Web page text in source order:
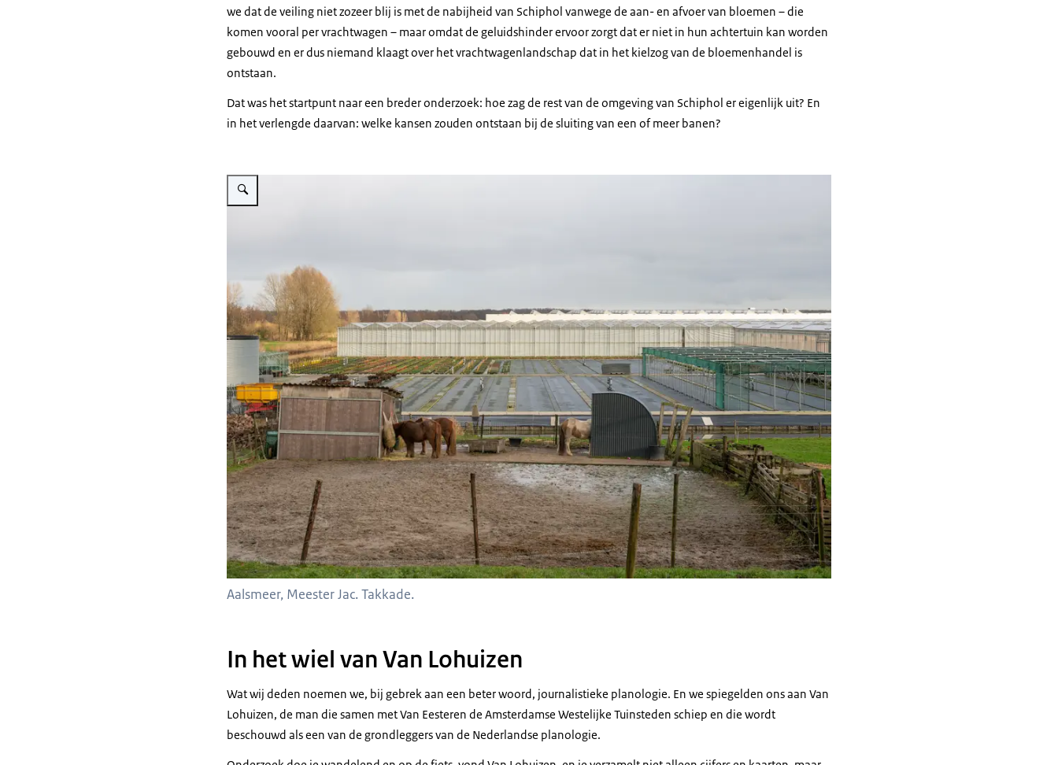
we dat de veiling niet zozeer blij is met de nabijheid van Schiphol vanwege de aan- en afvoer van bloemen – die
komen vooral per vrachtwagen – maar omdat de geluidshinder ervoor zorgt dat er niet in hun achtertuin kan worden
gebouwd en er dus niemand klaagt over het vrachtwagenlandschap dat in het kielzog van de bloemenhandel is
ontstaan.
Dat was het startpunt naar een breder onderzoek: hoe zag de rest van de omgeving van Schiphol er eigenlijk uit? En
in het verlengde daarvan: welke kansen zouden ontstaan bij de sluiting van een of meer banen?
Vergroot afbeelding Een boerderij met twee etende pony's bij een klein schuurtje. Op de achtergrond staan kassen.
Aalsmeer, Meester Jac. Takkade.
In het wiel van Van Lohuizen
Wat wij deden noemen we, bij gebrek aan een beter woord, journalistieke planologie. En we spiegelden ons aan Van
Lohuizen, de man die samen met Van Eesteren de Amsterdamse Westelijke Tuinsteden schiep en die wordt
beschouwd als een van de grondleggers van de Nederlandse planologie.